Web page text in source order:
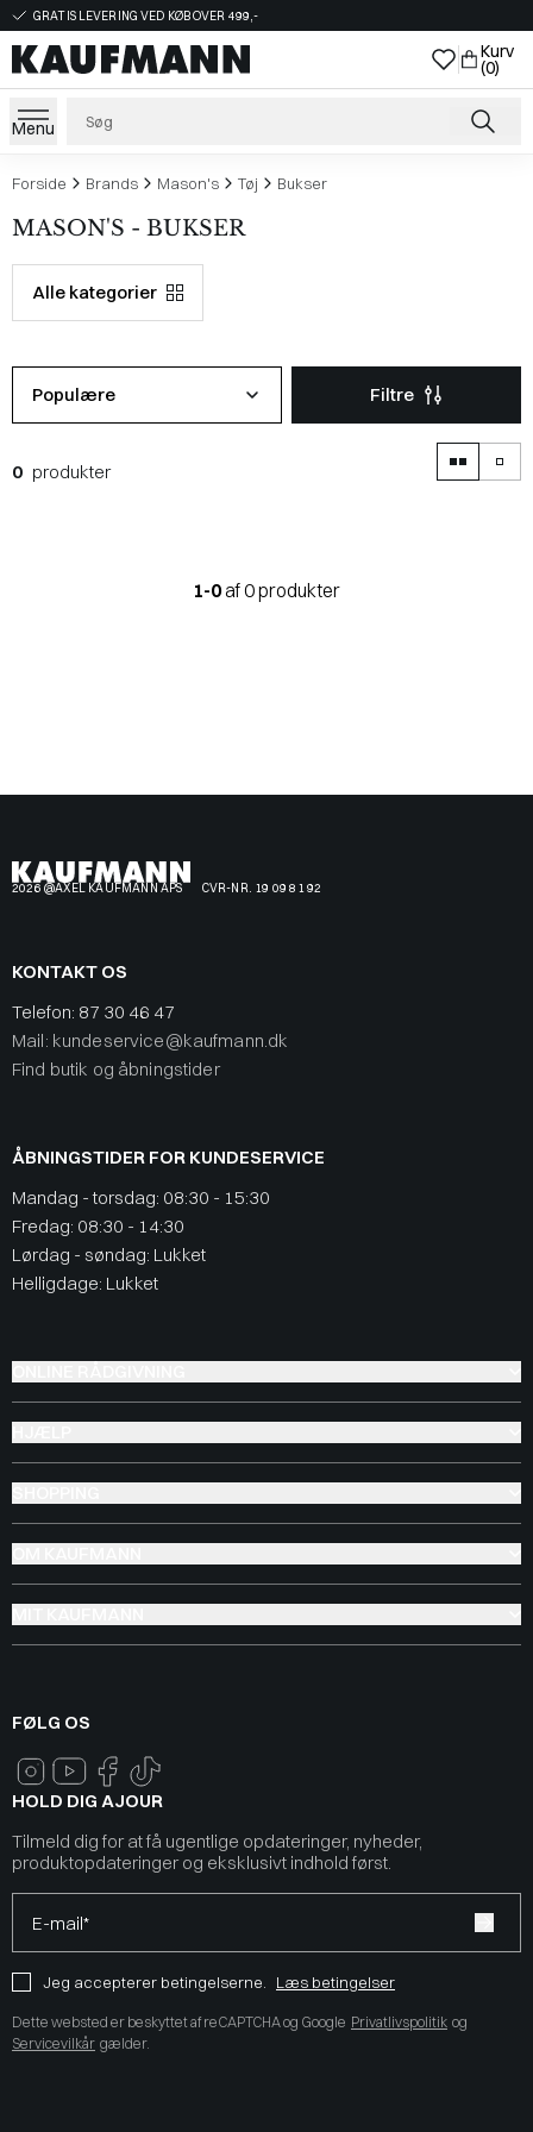
GRATIS LEVERING VED KØB OVER 499,-
Kurv
(0)
Menu
Forside Brands Mason's Tøj Bukser
MASON'S - BUKSER
Alle kategorier
Populære Filtre
0 produkter
1-0af 0 produkter
2026 @AXEL KAUFMANN APS CVR-NR. 19 09 81 92
KONTAKT OS
Telefon: 87 30 46 47
Mail: kundeservice@kaufmann.dk
Find butik og åbningstider
ÅBNINGSTIDER FOR KUNDESERVICE
Mandag - torsdag: 08:30 - 15:30
Fredag: 08:30 - 14:30
Lørdag - søndag: Lukket
Helligdage: Lukket
FØLG OS
HOLD DIG AJOUR
Tilmeld dig for at få ugentlige opdateringer, nyheder,
produktopdateringer og eksklusivt indhold først.
E-mail*
Jeg accepterer betingelserne. Læs betingelser
Dette websted er beskyttet af reCAPTCHA og Google Privatlivspolitik og
Servicevilkår gælder.